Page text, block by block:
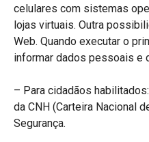
celulares com sistemas
lojas virtuais. Outra
Web. Quando executar o
informar dados pessoais e
– Para cidadãos
da CNH (Carteira Nacional
Segurança.